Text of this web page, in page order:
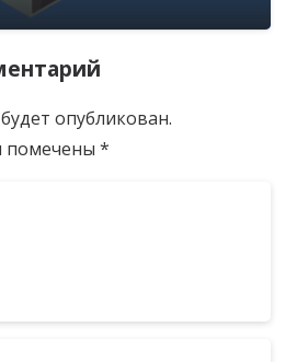
опубликован.
помечены *